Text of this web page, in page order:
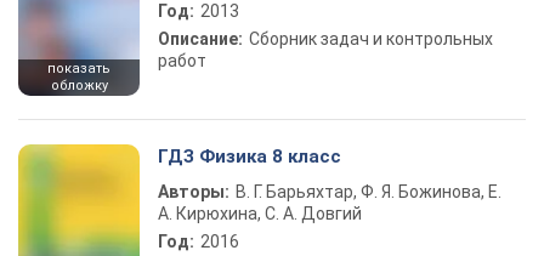
показать
обложку
Год: 2013
Описание: Сборник задач и контрольных
работ
ГДЗ Физика 8 класс
Авторы: В. Г. Барьяхтар, Ф. Я. Божинова, Е.
А. Кирюхина, С. А. Довгий
Год: 2016